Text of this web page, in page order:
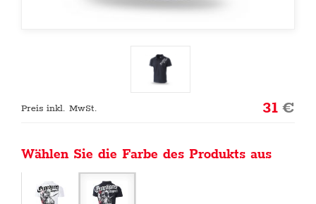
Preis inkl. MwSt. 31€
Wählen Sie die Farbe des Produkts aus